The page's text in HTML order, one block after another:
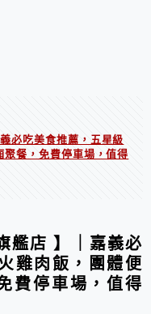
必吃美食推薦，五星級
餐，免費停車場，值得
艦店 】｜嘉義必
雞肉飯，團體便
費停車場，值得